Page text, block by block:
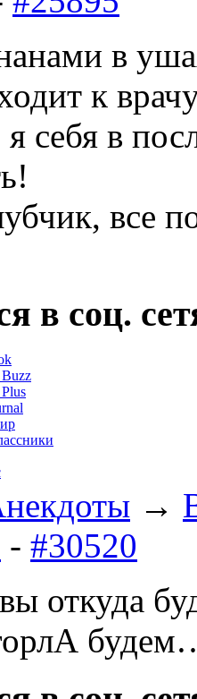
в
к
себя в
все
в соц.
→
- #30520
откуда